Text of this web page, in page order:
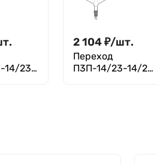
14/23
2 104₽/шт.
Переход
П3П-14/23-14/23-